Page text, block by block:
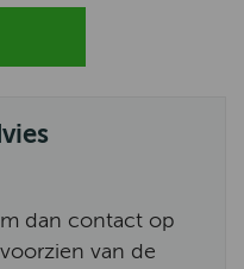
dan contact op
van de